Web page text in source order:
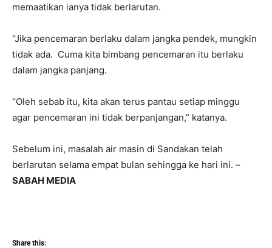
memaatikan ianya tidak berlarutan.
“Jika pencemaran berlaku dalam jangka pendek, mungkin
tidak ada. Cuma kita bimbang pencemaran itu berlaku
dalam jangka panjang.
“Oleh sebab itu, kita akan terus pantau setiap minggu
agar pencemaran ini tidak berpanjangan,” katanya.
Sebelum ini, masalah air masin di Sandakan telah
berlarutan selama empat bulan sehingga ke hari ini. –
SABAH MEDIA
Share this: